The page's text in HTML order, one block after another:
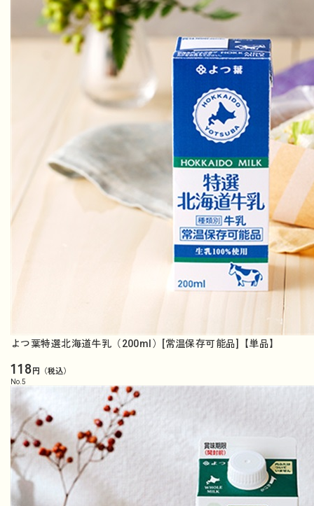
よつ葉特選北海道牛乳（200ml）[常温保存可能品]【単品】
118円（税込）
No. 5